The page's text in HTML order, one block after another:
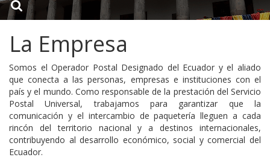
La Empresa
Somos el Operador Postal Designado del Ecuador y el aliado
que conecta a las personas, empresas e instituciones con el
país y el mundo. Como responsable de la prestación del Servicio
Postal Universal, trabajamos para garantizar que la
comunicación y el intercambio de paquetería lleguen a cada
rincón del territorio nacional y a destinos internacionales,
contribuyendo al desarrollo económico, social y comercial del
Ecuador.